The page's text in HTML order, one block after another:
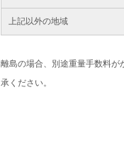
上記以外の地域
離島の場合、別途重量手数料が
承ください。